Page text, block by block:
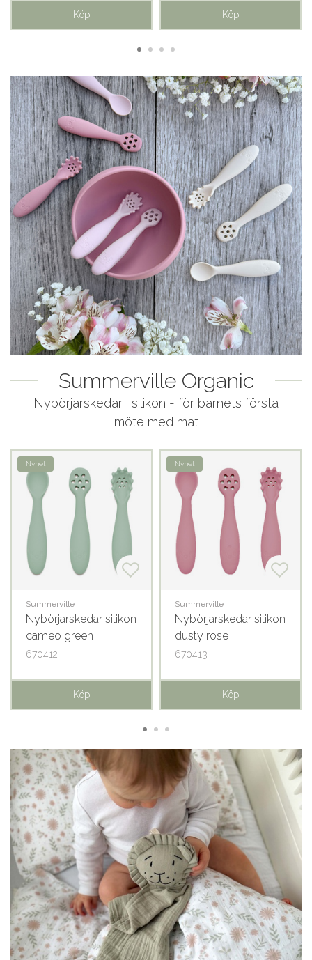
Köp Köp
Summerville Organic
Nybörjarskedar i silikon - för barnets första
möte med mat
Nyhet
Summerville
Nybörjarskedar silikon
cameo green
670412
Köp
Nyhet
Summerville
Nybörjarskedar silikon
dusty rose
670413
Köp